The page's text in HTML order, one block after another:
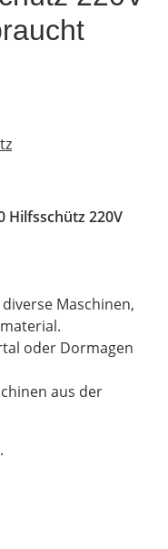
Hilfsschütz 220V
Maschinen,
oder Dormagen
aus der